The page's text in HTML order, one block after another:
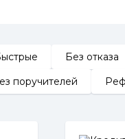
Без отказа
поручителей